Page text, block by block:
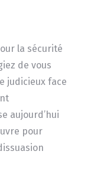
la sécurité
de vous
judicieux face
aujourd’hui
pour